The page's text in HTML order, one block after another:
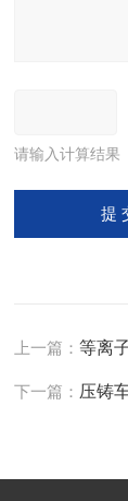
请输入计算结果
上一篇：等离
下一篇： 压铸